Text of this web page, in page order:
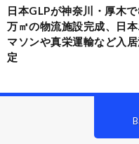
日本GLPが神奈川・厚木
万㎡の物流施設完成、日
マソンや真栄運輸など入
定